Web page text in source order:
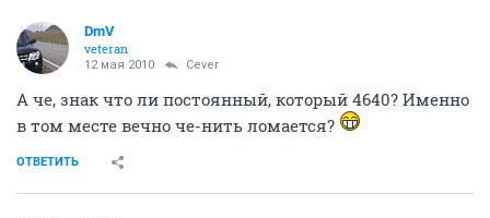
DmV
veteran
12 мая 2010 Cever
А че, знак что ли постоянный, который 4640? Именно
в том месте вечно че-нить ломается?
ОТВЕТИТЬ